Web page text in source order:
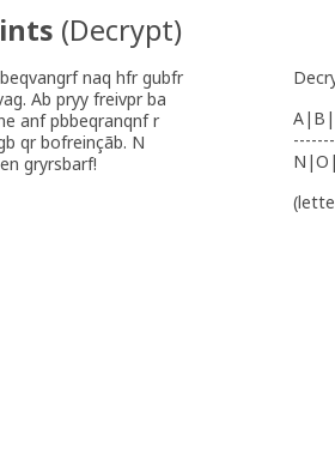
(Decrypt)
naq hfr gubfr
Ab pryy freivpr ba
anf pbbeqranqnf r
qr bofreinçãb. N
gryrsbarf!